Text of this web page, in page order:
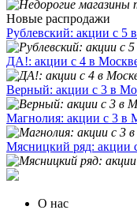
Новые распродажи
Рублевский: акции с 5
ДА!: акции с 4 в
Верный: акции с 3 в
Магнолия: акции с 3 в
Мясницкий ряд: акции
О нас